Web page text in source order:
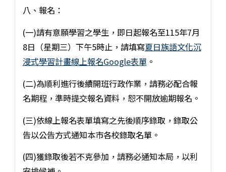
八、報名：
(一)請有意願學習之學生，即日起報名至115年7月
8日（星期三）下午5時止，請填寫夏日族語文化沉
浸式學習計畫線上報名Google表單。
(二)為順利進行後續開班行政作業，請務必配合報
名期程，準時提交報名資料，恕不開放逾期報名。
(三)依線上報名表單填寫之先後順序錄取，錄取公
告以公告方式通知本市各校錄取名單。
(四)獲錄取後若不克參加，請務必通知本局，以利